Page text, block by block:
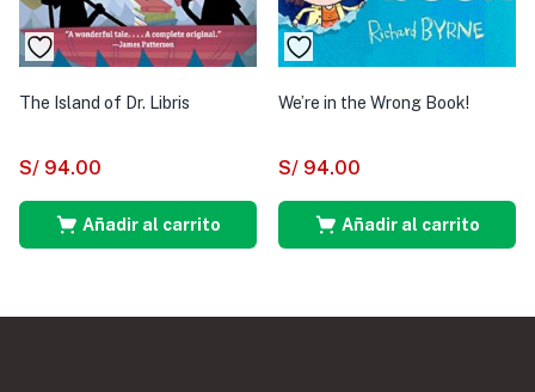
The Island of Dr. Libris
S/ 94.00
Añadir al carrito
We’re in the Wrong Book!
S/ 94.00
Añadir al carrito